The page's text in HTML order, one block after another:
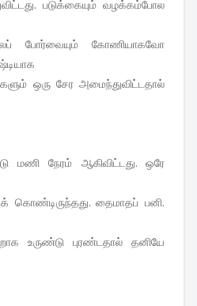
படுக்கையும் வழக்கம்போல
போர்வையும் கோணியாகவோ
ஒரு சேர அமைந்துவிட்டதால்
மணி நேரம் ஆகிவிட்டது. ஒரே
கொண்டிருந்தது. தைமாதப் பனி.
உருண்டு புரண்டதால் தனியே